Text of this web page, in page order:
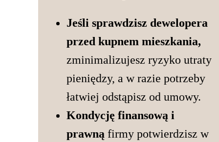
Jeśli sprawdzisz dewelopera
przed kupnem mieszkania,
zminimalizujesz ryzyko utraty
pieniędzy, a w razie potrzeby
łatwiej odstąpisz od umowy.
Kondycję finansową i
prawną firmy potwierdzisz w